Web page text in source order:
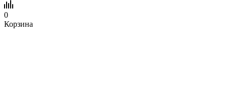
0
Корзина